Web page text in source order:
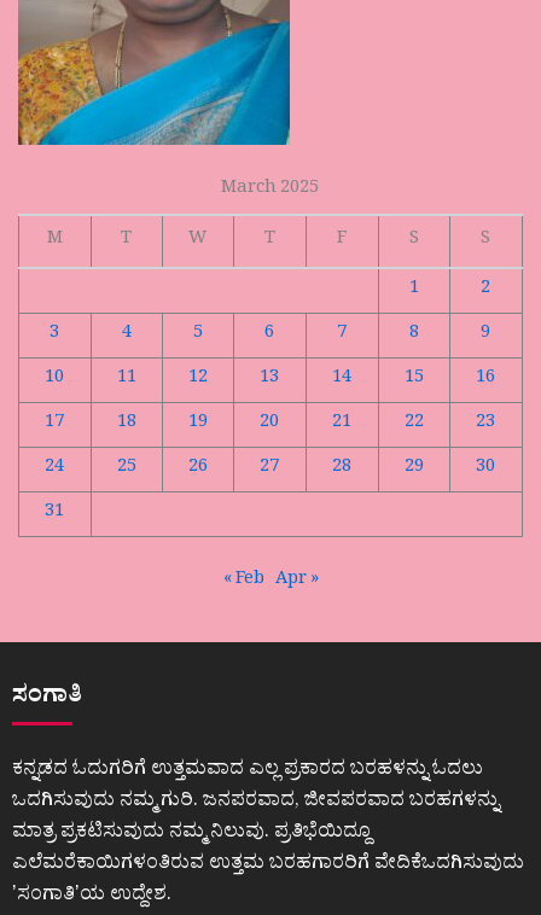
March 2025
M
T W T F S
S
1
2
3
4 5 6 7 8
9
10
11 12 13 14 15
16
17
18 19 20 21 22
23
24
25 26 27 28 29
30
31
« Feb Apr »
ಸಂಗಾತಿ
ಕನ್ನಡದ ಓದುಗರಿಗೆ ಉತ್ತಮವಾದ ಎಲ್ಲ ಪ್ರಕಾರದ ಬರಹಳನ್ನು ಓದಲು
ಒದಗಿಸುವುದು ನಮ್ಮ ಗುರಿ. ಜನಪರವಾದ, ಜೀವಪರವಾದ ಬರಹಗಳನ್ನು
ಮಾತ್ರ ಪ್ರಕಟಿಸುವುದು ನಮ್ಮ ನಿಲುವು. ಪ್ರತಿಭೆಯಿದ್ದೂ
ಎಲೆಮರೆಕಾಯಿಗಳಂತಿರುವ ಉತ್ತಮ ಬರಹಗಾರರಿಗೆ ವೇದಿಕೆಒದಗಿಸುವುದು
ʼಸಂಗಾತಿʼಯ ಉದ್ದೇಶ.